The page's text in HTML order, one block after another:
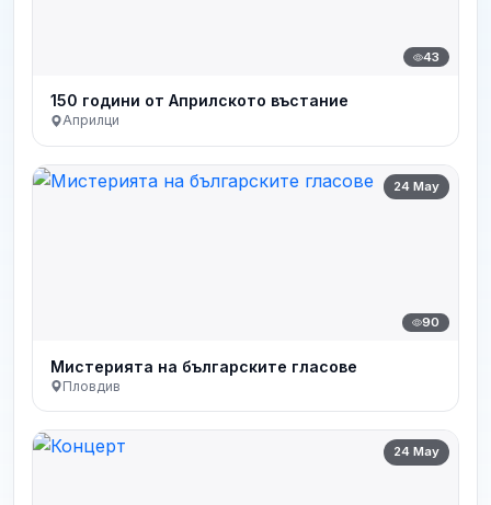
43
150 години от Априлското въстание
Априлци
24 May
90
Мистерията на българските гласове
Пловдив
24 May